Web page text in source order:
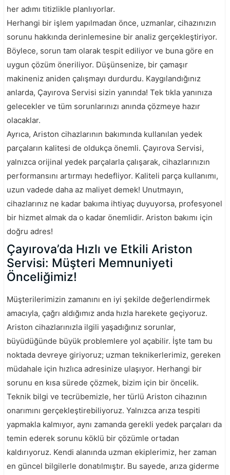
her adımı titizlikle planlıyorlar.
Herhangi bir işlem yapılmadan önce, uzmanlar, cihazınızın
sorunu hakkında derinlemesine bir analiz gerçekleştiriyor.
Böylece, sorun tam olarak tespit ediliyor ve buna göre en
uygun çözüm öneriliyor. Düşünsenize, bir çamaşır
makineniz aniden çalışmayı durdurdu. Kaygılandığınız
anlarda, Çayırova Servisi sizin yanında! Tek tıkla yanınıza
gelecekler ve tüm sorunlarınızı anında çözmeye hazır
olacaklar.
Ayrıca, Ariston cihazlarının bakımında kullanılan yedek
parçaların kalitesi de oldukça önemli. Çayırova Servisi,
yalnızca orijinal yedek parçalarla çalışarak, cihazlarınızın
performansını artırmayı hedefliyor. Kaliteli parça kullanımı,
uzun vadede daha az maliyet demek! Unutmayın,
cihazlarınız ne kadar bakıma ihtiyaç duyuyorsa, profesyonel
bir hizmet almak da o kadar önemlidir. Ariston bakımı için
doğru adres!
Çayırova’da Hızlı ve Etkili Ariston
Servisi: Müşteri Memnuniyeti
Önceliğimiz!
Müşterilerimizin zamanını en iyi şekilde değerlendirmek
amacıyla, çağrı aldığımız anda hızla harekete geçiyoruz.
Ariston cihazlarınızla ilgili yaşadığınız sorunlar,
büyüdüğünde büyük problemlere yol açabilir. İşte tam bu
noktada devreye giriyoruz; uzman teknikerlerimiz, gereken
müdahale için hızlıca adresinize ulaşıyor. Herhangi bir
sorunu en kısa sürede çözmek, bizim için bir öncelik.
Teknik bilgi ve tecrübemizle, her türlü Ariston cihazının
onarımını gerçekleştirebiliyoruz. Yalnızca arıza tespiti
yapmakla kalmıyor, aynı zamanda gerekli yedek parçaları da
temin ederek sorunu köklü bir çözümle ortadan
kaldırıyoruz. Kendi alanında uzman ekiplerimiz, her zaman
en güncel bilgilerle donatılmıştır. Bu sayede, arıza giderme